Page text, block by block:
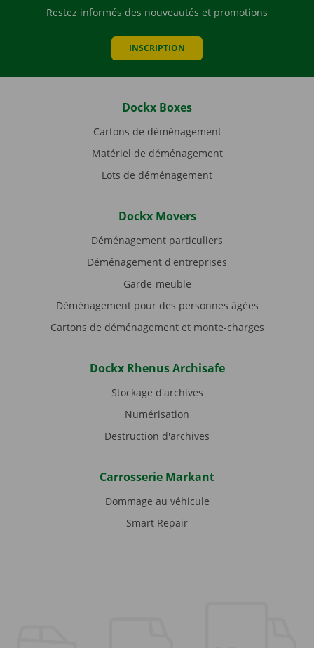
Restez informés des nouveautés et promotions
INSCRIPTION
Dockx Boxes
Cartons de déménagement
Matériel de déménagement
Lots de déménagement
Dockx Movers
Déménagement particuliers
Déménagement d'entreprises
Garde-meuble
Déménagement pour des personnes âgées
Cartons de déménagement et monte-charges
Dockx Rhenus Archisafe
Stockage d'archives
Numérisation
Destruction d'archives
Carrosserie Markant
Dommage au véhicule
Smart Repair